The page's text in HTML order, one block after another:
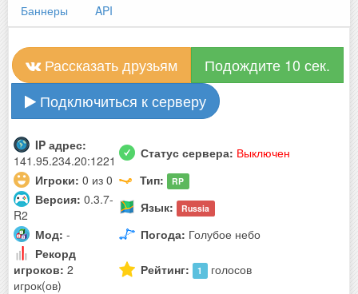
Баннеры API
Рассказать друзьям
Подождите 10 сек.
Подключиться к серверу
IP адрес:
141.95.234.20:1221
Статус сервера: Выключен
Игроки: 0 из 0 Тип: RP
Версия: 0.3.7-
R2
Язык: Russia
Мод: - Погода: Голубое небо
Рекорд
игроков: 2
игрок(ов)
Рейтинг: 1 голосов